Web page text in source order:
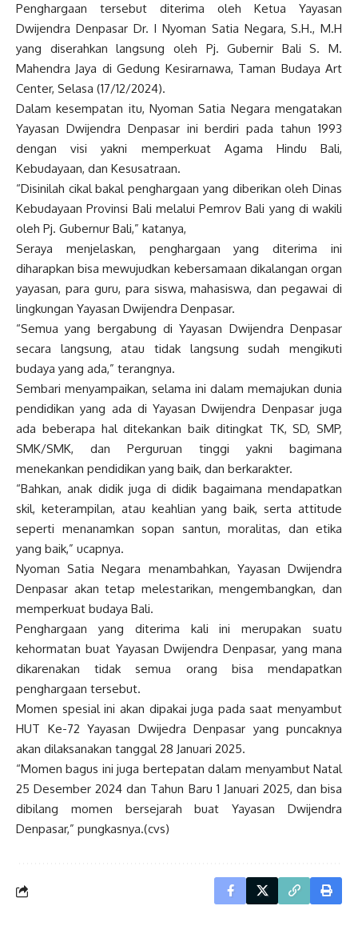
Penghargaan tersebut diterima oleh Ketua Yayasan
Dwijendra Denpasar Dr. I Nyoman Satia Negara, S.H., M.H
yang diserahkan langsung oleh Pj. Gubernir Bali S. M.
Mahendra Jaya di Gedung Kesirarnawa, Taman Budaya Art
Center, Selasa (17/12/2024).
Dalam kesempatan itu, Nyoman Satia Negara mengatakan
Yayasan Dwijendra Denpasar ini berdiri pada tahun 1993
dengan visi yakni memperkuat Agama Hindu Bali,
Kebudayaan, dan Kesusatraan.
“Disinilah cikal bakal penghargaan yang diberikan oleh Dinas
Kebudayaan Provinsi Bali melalui Pemrov Bali yang di wakili
oleh Pj. Gubernur Bali,” katanya,
Seraya menjelaskan, penghargaan yang diterima ini
diharapkan bisa mewujudkan kebersamaan dikalangan organ
yayasan, para guru, para siswa, mahasiswa, dan pegawai di
lingkungan Yayasan Dwijendra Denpasar.
“Semua yang bergabung di Yayasan Dwijendra Denpasar
secara langsung, atau tidak langsung sudah mengikuti
budaya yang ada,” terangnya.
Sembari menyampaikan, selama ini dalam memajukan dunia
pendidikan yang ada di Yayasan Dwijendra Denpasar juga
ada beberapa hal ditekankan baik ditingkat TK, SD, SMP,
SMK/SMK, dan Perguruan tinggi yakni bagimana
menekankan pendidikan yang baik, dan berkarakter.
“Bahkan, anak didik juga di didik bagaimana mendapatkan
skil, keterampilan, atau keahlian yang baik, serta attitude
seperti menanamkan sopan santun, moralitas, dan etika
yang baik,” ucapnya.
Nyoman Satia Negara menambahkan, Yayasan Dwijendra
Denpasar akan tetap melestarikan, mengembangkan, dan
memperkuat budaya Bali.
Penghargaan yang diterima kali ini merupakan suatu
kehormatan buat Yayasan Dwijendra Denpasar, yang mana
dikarenakan tidak semua orang bisa mendapatkan
penghargaan tersebut.
Momen spesial ini akan dipakai juga pada saat menyambut
HUT Ke-72 Yayasan Dwijedra Denpasar yang puncaknya
akan dilaksanakan tanggal 28 Januari 2025.
“Momen bagus ini juga bertepatan dalam menyambut Natal
25 Desember 2024 dan Tahun Baru 1 Januari 2025, dan bisa
dibilang momen bersejarah buat Yayasan Dwijendra
Denpasar,” pungkasnya.(cvs)